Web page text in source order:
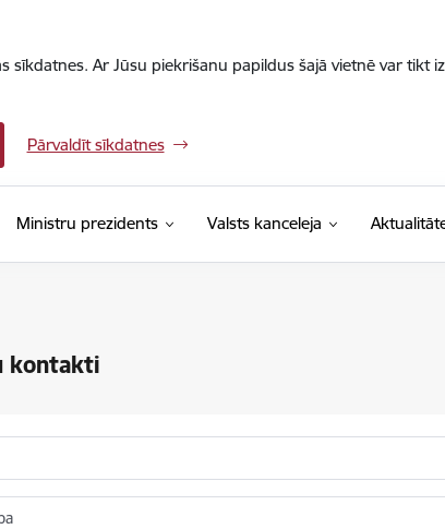
sīkdatnes. Ar Jūsu piekrišanu papildus šajā vietnē var tikt
Pārvaldīt sīkdatnes
Ministru prezidents Valsts kanceleja
kontakti